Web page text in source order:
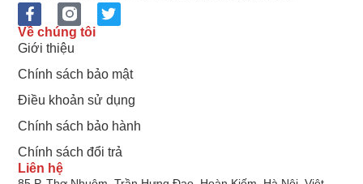
Liên hệ
Về chúng tôi
Giới thiệu
Chính sách bảo mật
Điều khoản sử dụng
Chính sách bảo hành
Chính sách đổi trả